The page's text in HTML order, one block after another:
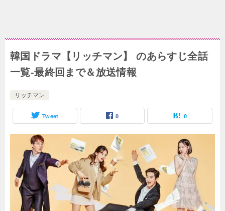
韓国ドラマ【リッチマン】 のあらすじ全話
一覧-最終回まで＆放送情報
リッチマン
Tweet 0 0